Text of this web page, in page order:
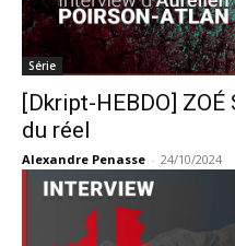
Série
[Dkript-HEBDO]
du réel
Alexandre Penasse - 24/10/2024